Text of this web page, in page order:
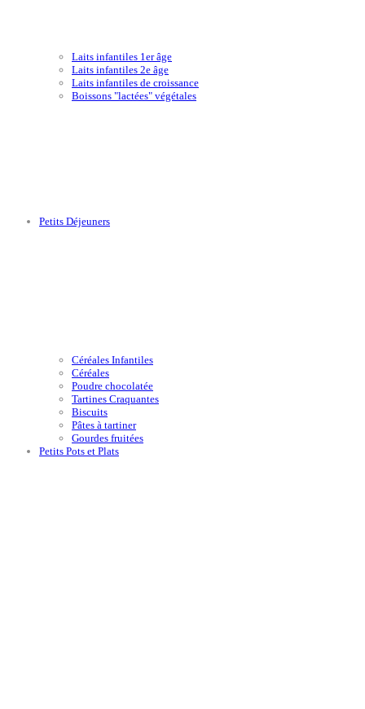
Laits infantiles 1er âge
Laits infantiles 2e âge
Laits infantiles de croissance
Boissons "lactées" végétales
Petits Déjeuners
Céréales Infantiles
Céréales
Poudre chocolatée
Tartines Craquantes
Biscuits
Pâtes à tartiner
Gourdes fruitées
Petits Pots et Plats